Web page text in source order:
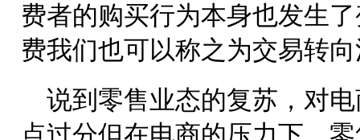
费者的购买行为本身也发生
费我们也可以称之为交易转
说到零售业态的复苏，对